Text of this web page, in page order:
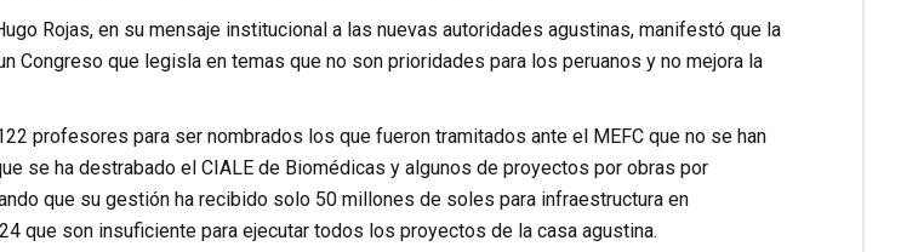
Rojas, en su mensaje institucional a las nuevas autoridades agustinas, manifestó que la
Congreso que legisla en temas que no son prioridades para los peruanos y no mejora la
profesores para ser nombrados los que fueron tramitados ante el MEFC que no se han
se ha destrabado el CIALE de Biomédicas y algunos de proyectos por obras por
que su gestión ha recibido solo 50 millones de soles para infraestructura en
que son insuficiente para ejecutar todos los proyectos de la casa agustina.